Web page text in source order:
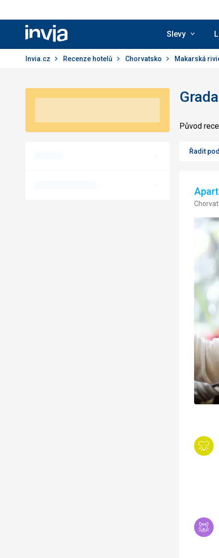
Invia.cz
Slevy
Invia.cz Recenze hotelů Chorvatsko Makarská
Původ
Řadit